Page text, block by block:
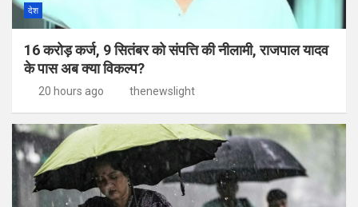
देश
16 करोड़ कर्ज, 9 सितंबर को संपत्ति की नीलामी, राजपाल यादव
के पास अब क्या विकल्प?
20 hours ago thenewslight